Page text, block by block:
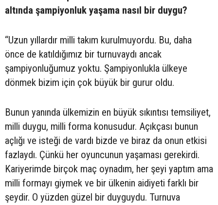
altında şampiyonluk yaşama nasıl bir duygu?
“Uzun yıllardır milli takım kurulmuyordu. Bu, daha
önce de katıldığımız bir turnuvaydı ancak
şampiyonluğumuz yoktu. Şampiyonlukla ülkeye
dönmek bizim için çok büyük bir gurur oldu.
Bunun yanında ülkemizin en büyük sıkıntısı temsiliyet,
milli duygu, milli forma konusudur. Açıkçası bunun
açlığı ve isteği de vardı bizde ve biraz da onun etkisi
fazlaydı. Çünkü her oyuncunun yaşaması gerekirdi.
Kariyerimde birçok maç oynadım, her şeyi yaptım ama
milli formayı giymek ve bir ülkenin aidiyeti farklı bir
şeydir. O yüzden güzel bir duyguydu. Turnuva